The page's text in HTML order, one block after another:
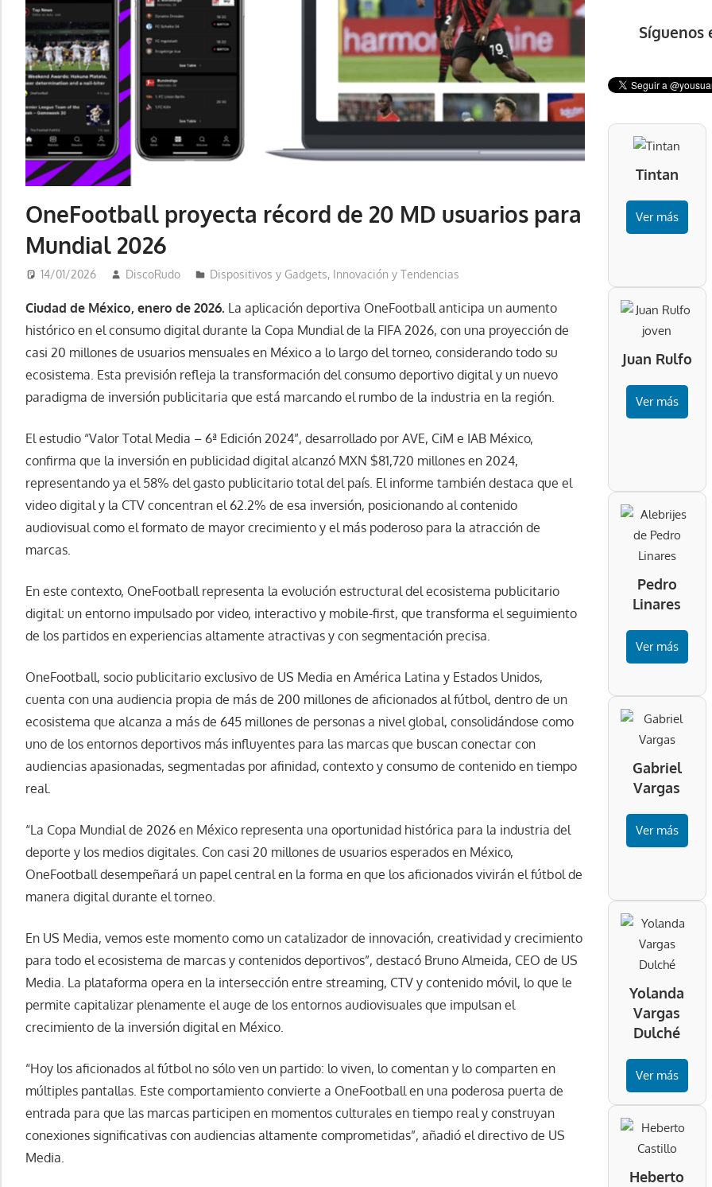
OneFootball proyecta récord de 20 MD usuarios para
Mundial 2026
14/01/2026 DiscoRudo Dispositivos y Gadgets, Innovación y Tendencias
Ciudad de México, enero de 2026. La aplicación deportiva OneFootball anticipa un aumento
histórico en el consumo digital durante la Copa Mundial de la FIFA 2026, con una proyección de
casi 20 millones de usuarios mensuales en México a lo largo del torneo, considerando todo su
ecosistema. Esta previsión refleja la transformación del consumo deportivo digital y un nuevo
paradigma de inversión publicitaria que está marcando el rumbo de la industria en la región.
El estudio “Valor Total Media – 6ª Edición 2024”, desarrollado por AVE, CiM e IAB México,
confirma que la inversión en publicidad digital alcanzó MXN $81,720 millones en 2024,
representando ya el 58% del gasto publicitario total del país. El informe también destaca que el
video digital y la CTV concentran el 62.2% de esa inversión, posicionando al contenido
audiovisual como el formato de mayor crecimiento y el más poderoso para la atracción de
marcas.
En este contexto, OneFootball representa la evolución estructural del ecosistema publicitario
digital: un entorno impulsado por video, interactivo y mobile-first, que transforma el seguimiento
de los partidos en experiencias altamente atractivas y con segmentación precisa.
OneFootball, socio publicitario exclusivo de US Media en América Latina y Estados Unidos,
cuenta con una audiencia propia de más de 200 millones de aficionados al fútbol, dentro de un
ecosistema que alcanza a más de 645 millones de personas a nivel global, consolidándose como
uno de los entornos deportivos más influyentes para las marcas que buscan conectar con
audiencias apasionadas, segmentadas por afinidad, contexto y consumo de contenido en tiempo
real.
“La Copa Mundial de 2026 en México representa una oportunidad histórica para la industria del
deporte y los medios digitales. Con casi 20 millones de usuarios esperados en México,
OneFootball desempeñará un papel central en la forma en que los aficionados vivirán el fútbol de
manera digital durante el torneo.
En US Media, vemos este momento como un catalizador de innovación, creatividad y crecimiento
para todo el ecosistema de marcas y contenidos deportivos”, destacó Bruno Almeida, CEO de US
Media. La plataforma opera en la intersección entre streaming, CTV y contenido móvil, lo que le
permite capitalizar plenamente el auge de los entornos audiovisuales que impulsan el
crecimiento de la inversión digital en México.
“Hoy los aficionados al fútbol no sólo ven un partido: lo viven, lo comentan y lo comparten en
múltiples pantallas. Este comportamiento convierte a OneFootball en una poderosa puerta de
entrada para que las marcas participen en momentos culturales en tiempo real y construyan
conexiones significativas con audiencias altamente comprometidas”, añadió el directivo de US
Media.
Síguenos
Tintan
Ver más
Juan Rulfo
Ver más
Pedro
Linares
Ver más
Gabriel
Vargas
Ver más
Yolanda
Vargas
Dulché
Ver más
Heberto